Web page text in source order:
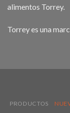
alimentos Torrey.
Torrey es una
PRODUCTOS